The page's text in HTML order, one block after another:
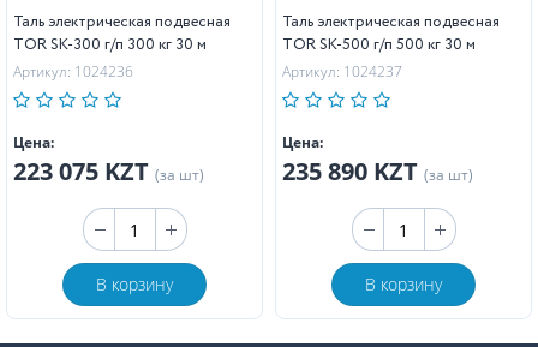
Таль электрическая подвесная
TOR SK-300 г/п 300 кг 30 м
Артикул: 1024236
Цена:
223 075 KZT (за шт)
В корзину
Таль электрическая подвесная
TOR SK-500 г/п 500 кг 30 м
Артикул: 1024237
Цена:
235 890 KZT (за шт)
В корзину